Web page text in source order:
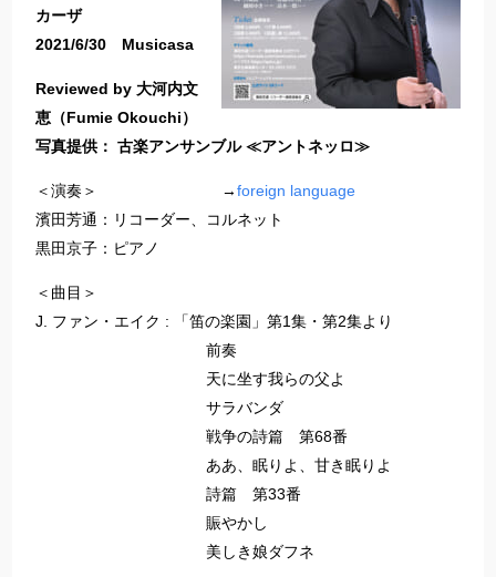
カーザ
2021/6/30 Musicasa
Reviewed by 大河内文
恵（Fumie Okouchi）
写真提供： 古楽アンサンブル ≪アントネッロ≫
＜演奏＞ →foreign language
濱田芳通：リコーダー、コルネット
黒田京子：ピアノ
＜曲目＞
J. ファン・エイク : 「笛の楽園」第1集・第2集より
前奏
天に坐す我らの父よ
サラバンダ
戦争の詩篇 第68番
ああ、眠りよ、甘き眠りよ
詩篇 第33番
賑やかし
美しき娘ダフネ